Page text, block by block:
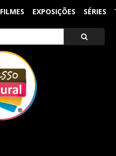
FILMES EXPOSIÇÕES SÉRIES